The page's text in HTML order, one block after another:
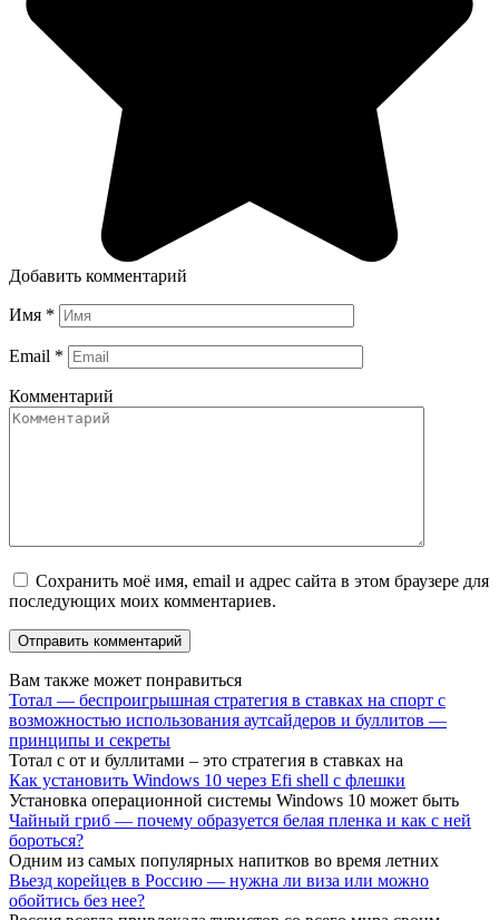
Добавить комментарий
Имя *
Email *
Комментарий
Сохранить моё имя, email и адрес сайта в этом браузере для
последующих моих комментариев.
Вам также может понравиться
Тотал — беспроигрышная стратегия в ставках на спорт с
возможностью использования аутсайдеров и буллитов —
принципы и секреты
Тотал с от и буллитами – это стратегия в ставках на
Как установить Windows 10 через Efi shell с флешки
Установка операционной системы Windows 10 может быть
Чайный гриб — почему образуется белая пленка и как с ней
бороться?
Одним из самых популярных напитков во время летних
Вьезд корейцев в Россию — нужна ли виза или можно
обойтись без нее?